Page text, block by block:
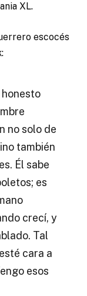
XL.
escocés
honesto
no solo de
también
Él sabe
es
crecí, y
Tal
cara a
esos